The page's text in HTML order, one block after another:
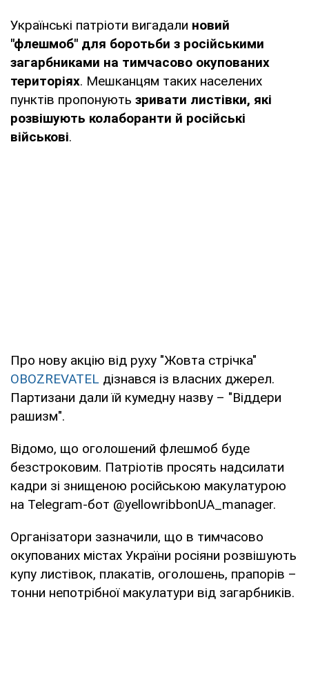
Українські патріоти вигадали новий
"флешмоб" для боротьби з російськими
загарбниками на тимчасово окупованих
територіях. Мешканцям таких населених
пунктів пропонують зривати листівки, які
розвішують колаборанти й російські
військові.
Про нову акцію від руху "Жовта стрічка"
OBOZREVATEL дізнався із власних джерел.
Партизани дали їй кумедну назву – "Віддери
рашизм".
Відомо, що оголошений флешмоб буде
безстроковим. Патріотів просять надсилати
кадри зі знищеною російською макулатурою
на Telegram-бот @yellowribbonUA_manager.
Організатори зазначили, що в тимчасово
окупованих містах України росіяни розвішують
купу листівок, плакатів, оголошень, прапорів –
тонни непотрібної макулатури від загарбників.